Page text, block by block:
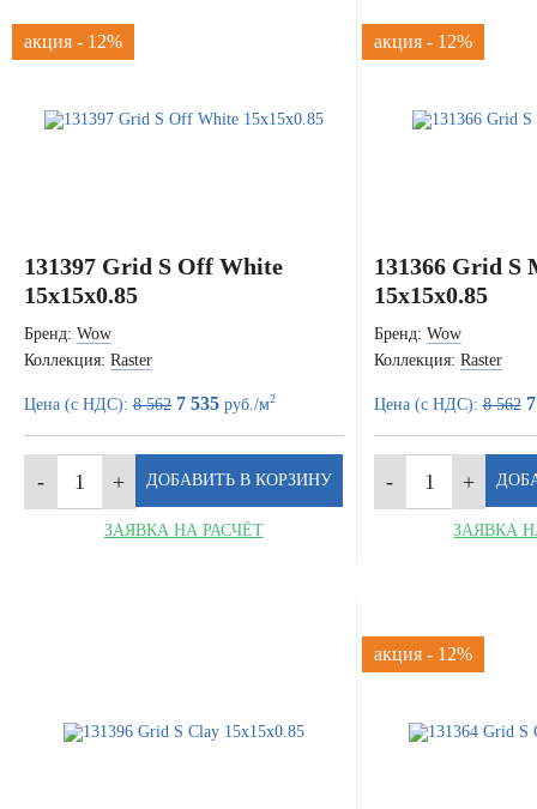
акция - 12%
131397 Grid S Off White
15x15x0.85
Бренд: Wow
Коллекция: Raster
Цена (с НДС): 8 562 7 535 руб./м2
ЗАЯВКА НА РАСЧЁТ
акция - 12%
131366 Grid S
15x15x0.85
Бренд: Wow
Коллекция: Raster
Цена (с НДС):8 562
ЗАЯВКА
акция - 12%